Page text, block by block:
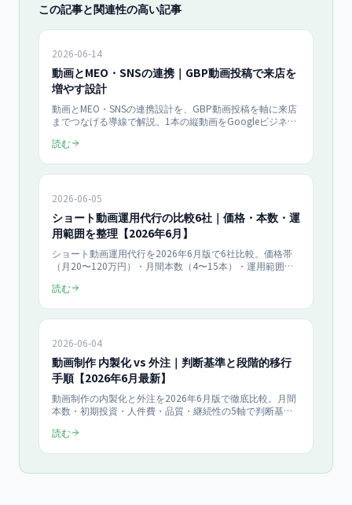
この記事と関連性の高い記事
2026-06-14
動画とMEO・SNSの連携｜GBP動画投稿で来店を
増やす設計
動画とMEO・SNSの連携設計を、GBP動画投稿を軸に来店
までつなげる導線で解説。1本の縦動画をGoogleビジネス
に効く動画テーマ、効果測定の3指標、月10本運用のROI
読む
2026-06-05
ショート動画運用代行の比較6社｜価格・本数・運
用範囲を整理【2026年6月】
ショート動画運用代行を2026年6月版で6社比較。価格帯
（月20〜120万円）・月間本数（4〜15本）・運用範囲
を発注直前の比較表形式で公開。中堅・大手・特化型の選
読む
2026-06-04
動画制作 内製化 vs 外注｜判断基準と段階的移行
手順【2026年6月最新】
動画制作の内製化と外注を2026年6月版で徹底比較。月間
本数・初期投資・人件費・品質・継続性の5軸で判断基準
完全内製1,200万円/年 vs 月額外注540万円/年のコスト試
読む